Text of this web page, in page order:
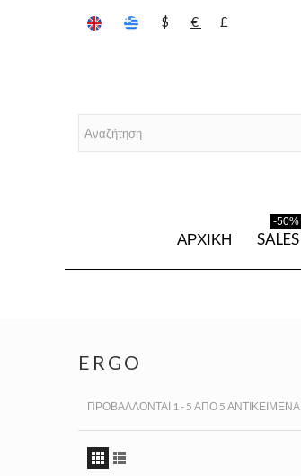
$ € £
ΑΡΧΙΚΉ SALES
-50%
ERGO
ΠΡΟΒΆΛΛΟΝΤΑΙ 1 - 5 ΑΠΌ 5 ΑΝΤΙΚΕΊΜΕΝΑ